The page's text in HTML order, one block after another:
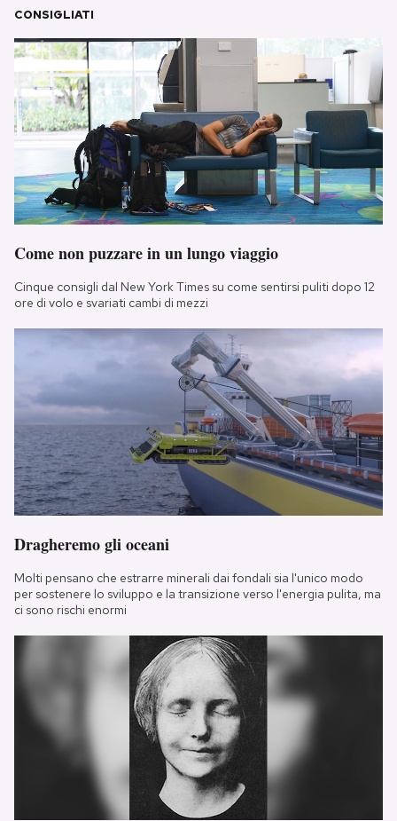
CONSIGLIATI
Come non puzzare in un lungo viaggio
Cinque consigli dal New York Times su come sentirsi puliti dopo 12
ore di volo e svariati cambi di mezzi
Dragheremo gli oceani
Molti pensano che estrarre minerali dai fondali sia l'unico modo
per sostenere lo sviluppo e la transizione verso l'energia pulita, ma
ci sono rischi enormi